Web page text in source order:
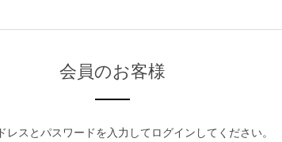
会員のお客様
レスとパスワードを入力してログインしてください。